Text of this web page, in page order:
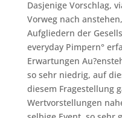
Dasjenige Vorschlag,
Vorweg nach
Aufgliedern der
everyday Pimpern°
Erwartungen
so sehr niedrig, auf
diesem Fragestellung
Wertvorstellungen